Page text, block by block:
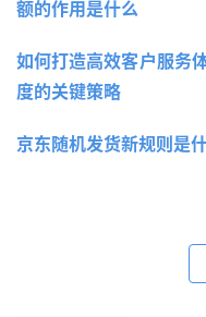
额的作用是什么
如何打造高效客户服务
度的关键策略
京东随机发货新规则是